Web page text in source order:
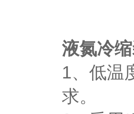
液氮冷
1、低温
求。